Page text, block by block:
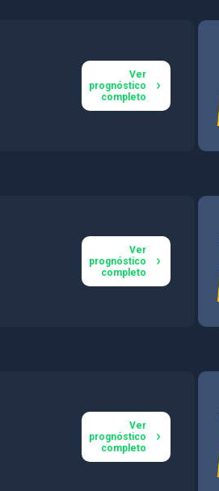
Ver
prognóstico
completo
Ver
prognóstico
completo
Ver
prognóstico
completo